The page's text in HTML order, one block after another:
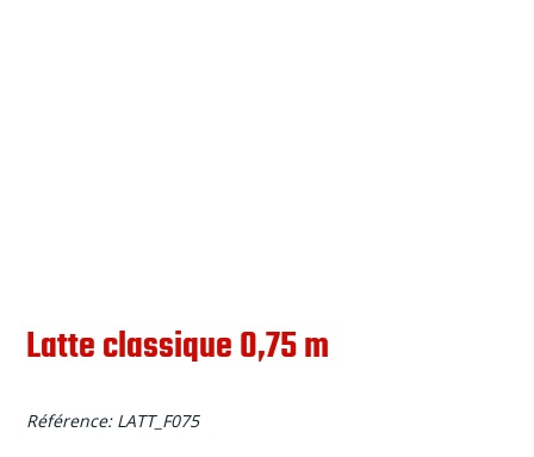
Latte classique 0,75 m
Référence: LATT_F075